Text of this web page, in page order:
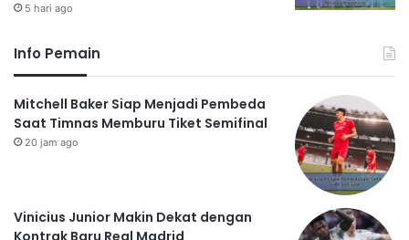
5 hari ago
Info Pemain
Mitchell Baker Siap Menjadi Pembeda
Saat Timnas Memburu Tiket Semifinal
20 jam ago
Vinicius Junior Makin Dekat dengan